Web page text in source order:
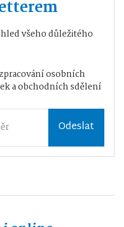
všeho důležitého
osobních
a obchodních sdělení
Odeslat